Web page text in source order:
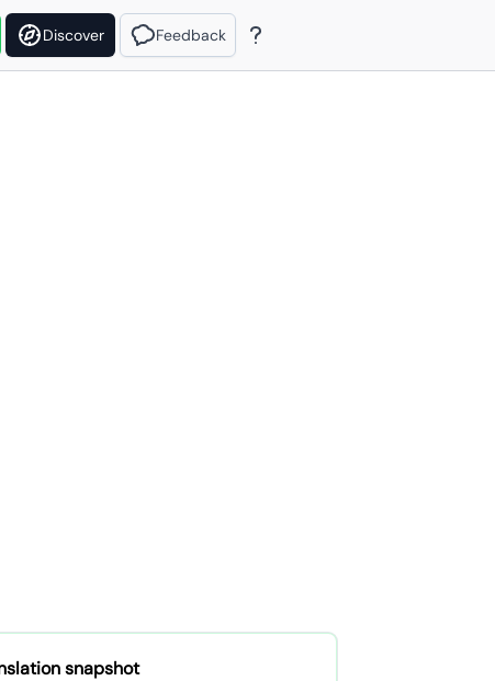
Discover Feedback
snapshot